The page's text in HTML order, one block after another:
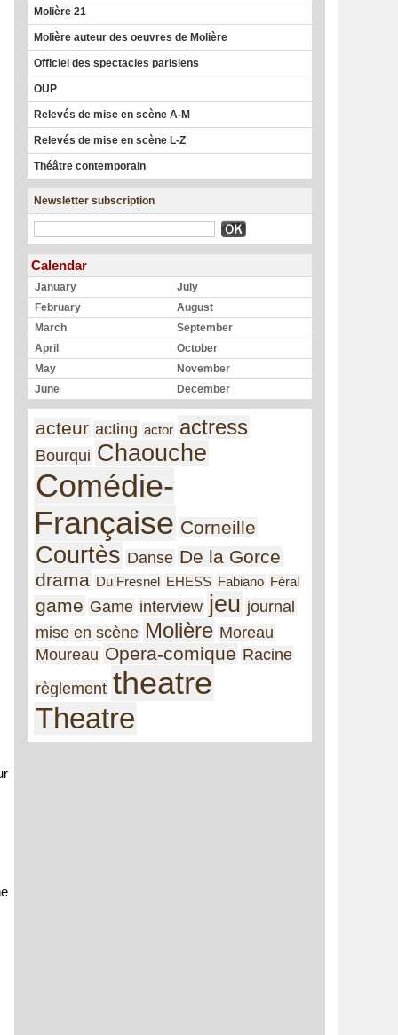
Molière 21
Molière auteur des oeuvres de Molière
Officiel des spectacles parisiens
OUP
Relevés de mise en scène A-M
Relevés de mise en scène L-Z
Théâtre contemporain
Newsletter subscription
Calendar
January
February
March
April
May
June
July
August
September
October
November
December
acteur acting actor actress
Bourqui Chaouche
Comédie-
Française Corneille
Courtès Danse De la Gorce
drama Du Fresnel EHESS Fabiano Féral
game Game interview jeu journal
mise en scène Molière Moreau
Moureau Opera-comique Racine
règlement theatre
Theatre